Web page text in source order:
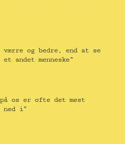
værre og bedre, end at se
andet menneske”
os er ofte det mest
ned i”